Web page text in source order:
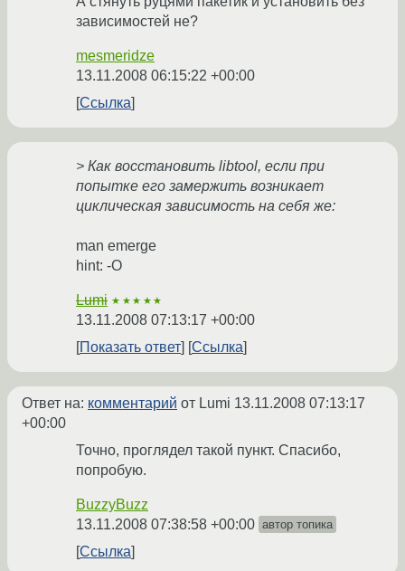
зависимостей не?
mesmeridze
13.11.2008 06:15:22 +00:00
Ссылка
> Как восстановить libtool, если при
попытке его замержить возникает
циклическая зависимость на себя же:
man emerge
hint: -O
Lumi ★★★★★
13.11.2008 07:13:17 +00:00
Показать ответ
Ссылка
Ответ на: комментарий от Lumi 13.11.2008 07:13:17
+00:00
Точно, проглядел такой пункт. Спасибо,
попробую.
BuzzyBuzz
13.11.2008 07:38:58 +00:00 автор топика
Ссылка